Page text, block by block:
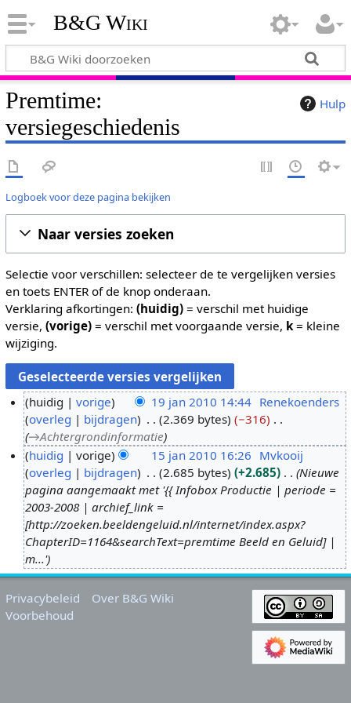
B&G Wiki
Hulp
Premtime:
versiegeschiedenis
Logboek voor deze pagina bekijken
Naar versies zoeken
Selectie voor verschillen: selecteer de te vergelijken versies
en toets ENTER of de knop onderaan.
Verklaring afkortingen: (huidig)= verschil met huidige
versie, (vorige)= verschil met voorgaande versie, k= kleine
wijziging.
huidig vorige 19 jan 2010 14:44 Renekoenders
overleg
bijdragen 2.369 bytes
−316
→Achtergrondinformatie
0
1
0
huidig vorige 15 jan 2010 16:26 Mvkooij
overleg
bijdragen 2.685 bytes +2.685
Nieuwe
pagina aangemaakt met '{{ Infobox Productie | periode =
2003-2008 | archief_link =
[http://zoeken.beeldengeluid.nl/internet/index.aspx?
ChapterID=1164&searchText=premtime Beeld en Geluid] |
m...'
Privacybeleid
Over B&G Wiki
Voorbehoud